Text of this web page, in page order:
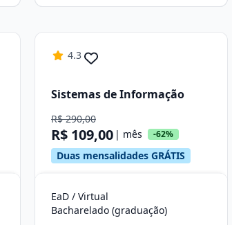
4.3
Sistemas de Informação
R$ 290,00
R$ 109,00 | mês -62%
Duas mensalidades GRÁTIS
EaD / Virtual
Bacharelado (graduação)